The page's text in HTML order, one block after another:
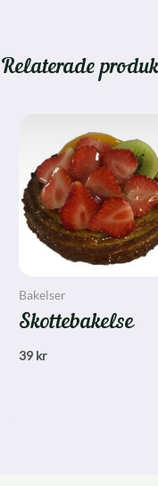
Relaterade
Bakelser
Skottebakelse
39 kr